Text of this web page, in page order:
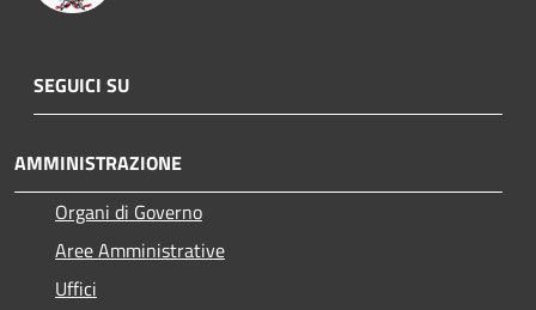
SEGUICI SU
AMMINISTRAZIONE
Organi di Governo
Aree Amministrative
Uffici